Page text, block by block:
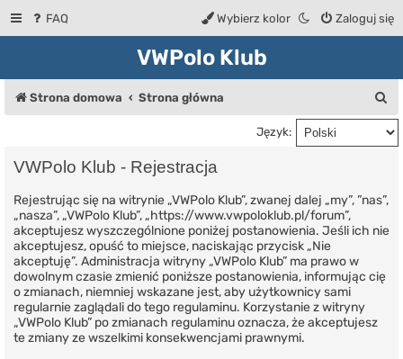
FAQ Zaloguj się
Wybierz kolor
VWPolo Klub
Strona domowa Strona główna
z
u
j
Język:
VWPolo Klub - Rejestracja
Rejestrując się na witrynie „VWPolo Klub”, zwanej dalej „my”, ”nas”,
„nasza”, „VWPolo Klub”, „https://www.vwpoloklub.pl/forum”,
akceptujesz wyszczególnione poniżej postanowienia. Jeśli ich nie
akceptujesz, opuść to miejsce, naciskając przycisk „Nie
akceptuję”. Administracja witryny „VWPolo Klub” ma prawo w
dowolnym czasie zmienić poniższe postanowienia, informując cię
o zmianach, niemniej wskazane jest, aby użytkownicy sami
regularnie zaglądali do tego regulaminu. Korzystanie z witryny
„VWPolo Klub” po zmianach regulaminu oznacza, że akceptujesz
te zmiany ze wszelkimi konsekwencjami prawnymi.